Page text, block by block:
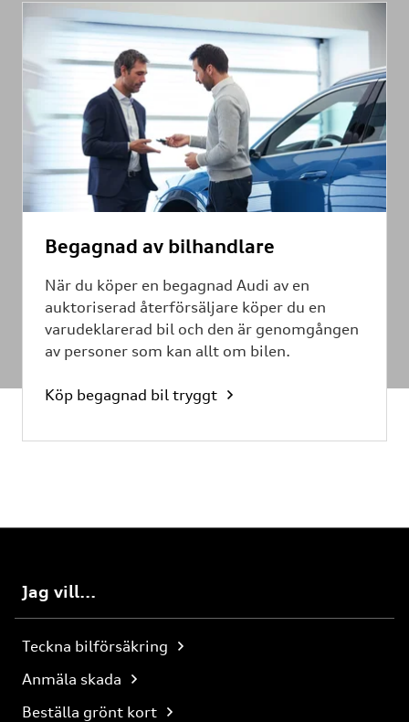
Begagnad av bilhandlare
När du köper en begagnad Audi av en
auktoriserad återförsäljare köper du en
varudeklarerad bil och den är genomgången
av personer som kan allt om bilen.
Köp begagnad bil tryggt
Jag vill...
Teckna bilförsäkring
Anmäla skada
Beställa grönt kort